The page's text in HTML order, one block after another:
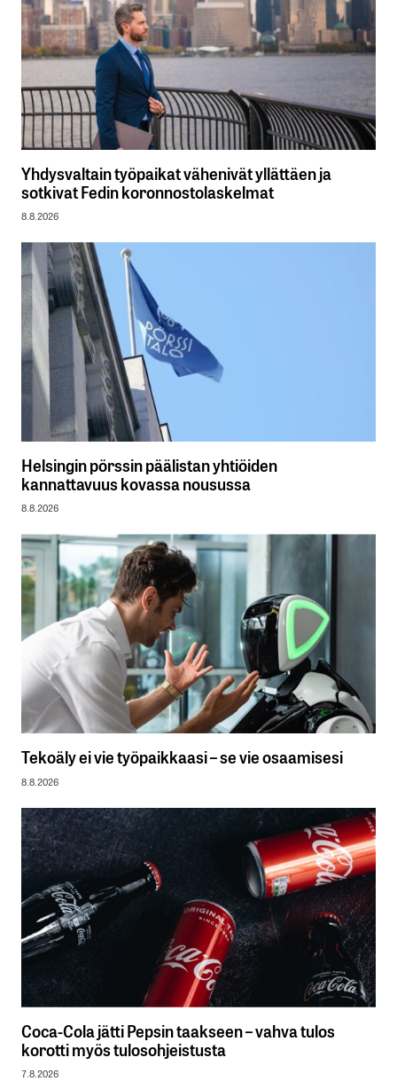
Yhdysvaltain työpaikat vähenivät yllättäen ja
sotkivat Fedin koronnostolaskelmat
8.8.2026
Helsingin pörssin päälistan yhtiöiden
kannattavuus kovassa nousussa
8.8.2026
Tekoäly ei vie työpaikkaasi – se vie osaamisesi
8.8.2026
Coca-Cola jätti Pepsin taakseen – vahva tulos
korotti myös tulosohjeistusta
7.8.2026